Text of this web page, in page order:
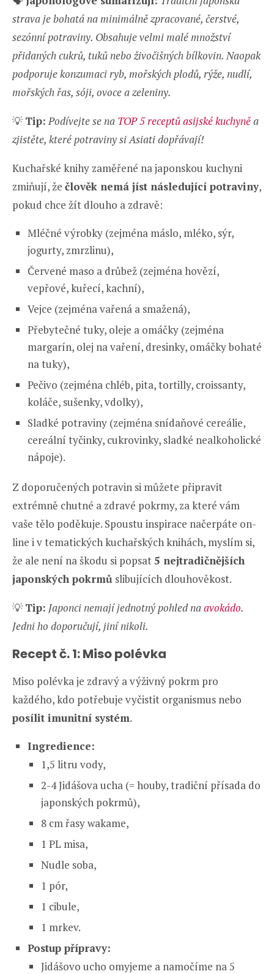
strava je bohatá na minimálně zpracované, čerstvé,
sezónní potraviny. Obsahuje velmi malé množství
přidaných cukrů, tuků nebo živočišných bílkovin. Naopak
podporuje konzumaci ryb, mořských plodů, rýže, nudlí,
mořských řas, sóji, ovoce a zeleniny.
💡 Tip: Podívejte se na TOP 5 receptů asijské kuchyněa
zjistěte, které potraviny si Asiati dopřávají!
Kuchařské knihy zaměřené na japonskou kuchyni
zmiňují, že člověk nemá jíst následující potraviny,
pokud chce žít dlouho a zdravě:
Mléčné výrobky (zejména máslo, mléko, sýr,
jogurty, zmrzlinu),
Červené maso a drůbež (zejména hovězí,
vepřové, kuřecí, kachní),
Vejce (zejména vařená a smažená),
Přebytečné tuky, oleje a omáčky (zejména
margarín, olej na vaření, dresinky, omáčky bohaté
na tuky),
Pečivo (zejména chléb, pita, tortilly, croissanty,
koláče, sušenky, vdolky),
Sladké potraviny (zejména snídaňové cereálie,
cereální tyčinky, cukrovinky, sladké nealkoholické
nápoje).
Z doporučených potravin si můžete připravit
extrémně chutné a zdravé pokrmy, za které vám
vaše tělo poděkuje. Spoustu inspirace načerpáte on-
line i v tematických kuchařských knihách, myslím si,
že ale není na škodu si popsat5 nejtradičnějších
japonských pokrmů slibujících dlouhověkost.
💡 Tip: Japonci nemají jednotný pohled naavokádo.
Jedni ho doporučují, jiní nikoli.
Recept č. 1: Miso polévka
Miso polévka je zdravý a výživný pokrm pro
každého, kdo potřebuje vyčistit organismus nebo
posílit imunitní systém.
Ingredience:
1,5 litru vody,
2-4 Jidášova ucha (= houby, tradiční přísada do
japonských pokrmů),
8 cm řasy wakame,
1 PL misa,
Nudle soba,
1 pór,
1 cibule,
1 mrkev.
Postup přípravy:
Jidášovo ucho omyjeme a namočíme na 5